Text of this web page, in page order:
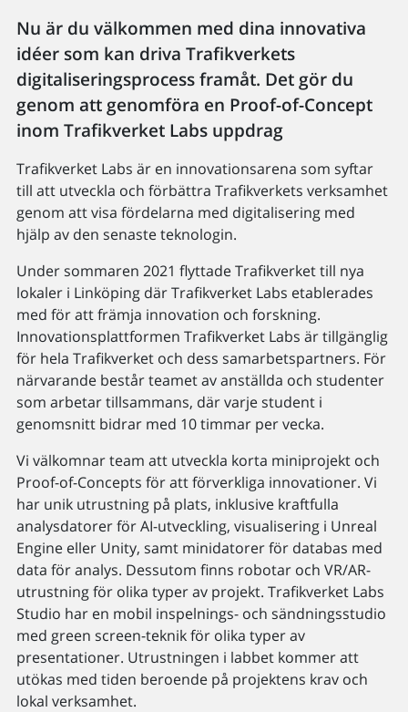
Nu är du välkommen med dina innovativa
idéer som kan driva Trafikverkets
digitaliseringsprocess framåt. Det gör du
genom att genomföra en Proof-of-Concept
inom Trafikverket Labs uppdrag
Trafikverket Labs är en innovationsarena som syftar
till att utveckla och förbättra Trafikverkets verksamhet
genom att visa fördelarna med digitalisering med
hjälp av den senaste teknologin.
Under sommaren 2021 flyttade Trafikverket till nya
lokaler i Linköping där Trafikverket Labs etablerades
med för att främja innovation och forskning.
Innovationsplattformen Trafikverket Labs är tillgänglig
för hela Trafikverket och dess samarbetspartners. För
närvarande består teamet av anställda och studenter
som arbetar tillsammans, där varje student i
genomsnitt bidrar med 10 timmar per vecka.
Vi välkomnar team att utveckla korta miniprojekt och
Proof-of-Concepts för att förverkliga innovationer. Vi
har unik utrustning på plats, inklusive kraftfulla
analysdatorer för AI-utveckling, visualisering i Unreal
Engine eller Unity, samt minidatorer för databas med
data för analys. Dessutom finns robotar och VR/AR-
utrustning för olika typer av projekt. Trafikverket Labs
Studio har en mobil inspelnings- och sändningsstudio
med green screen-teknik för olika typer av
presentationer. Utrustningen i labbet kommer att
utökas med tiden beroende på projektens krav och
lokal verksamhet.